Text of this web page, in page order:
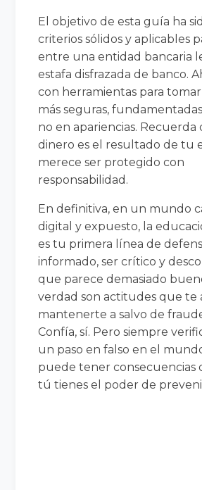
El objetivo de esta guía ha
criterios sólidos y aplicables
entre una entidad bancaria
estafa disfrazada de banco.
con herramientas para
más seguras,
no en apariencias. Recuerda
dinero es el resultado de tu
merece ser protegido con
responsabilidad.
En definitiva, en un mundo
digital y expuesto, la
es tu primera línea de
informado, ser crítico y
que parece demasiado
verdad son actitudes que te
mantenerte a salvo de
Confía, sí. Pero siempre
un paso en falso en el
puede tener consecuencias
tú tienes el poder de